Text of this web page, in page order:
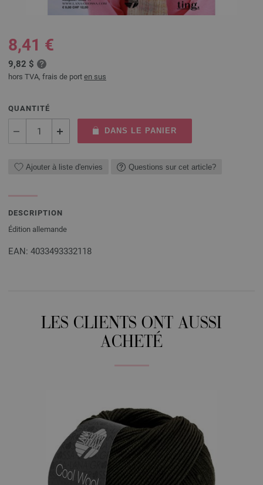
8,41 €
9,82 $
hors TVA, frais de port en sus
QUANTITÉ
DANS LE PANIER
Ajouter à liste d'envies Questions sur cet article?
DESCRIPTION
Édition allemande
EAN: 4033493332118
LES CLIENTS ONT AUSSI
ACHETÉ